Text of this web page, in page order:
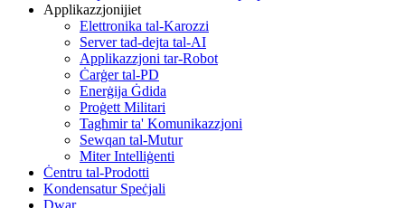
Applikazzjonijiet
Elettronika tal-Karozzi
Server tad-dejta tal-AI
Applikazzjoni tar-Robot
Ċarġer tal-PD
Enerġija Ġdida
Proġett Militari
Tagħmir ta' Komunikazzjoni
Sewqan tal-Mutur
Miter Intelliġenti
Ċentru tal-Prodotti
Kondensatur Speċjali
Dwar